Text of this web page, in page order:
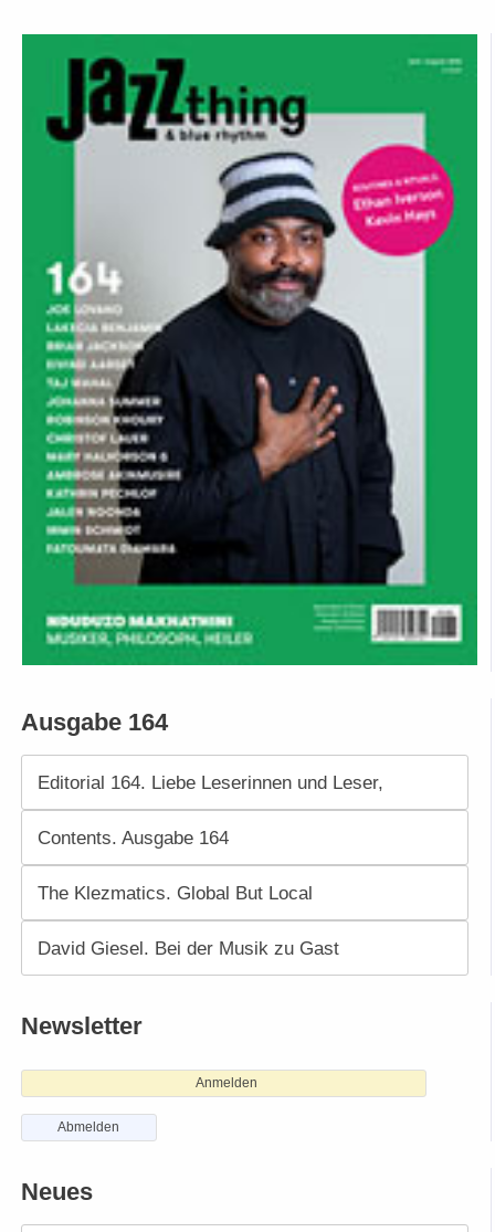
Ausgabe 164
Editorial 164. Liebe Leserinnen und Leser,
Contents. Ausgabe 164
The Klezmatics. Global But Local
David Giesel. Bei der Musik zu Gast
Newsletter
Anmelden
Abmelden
Neues